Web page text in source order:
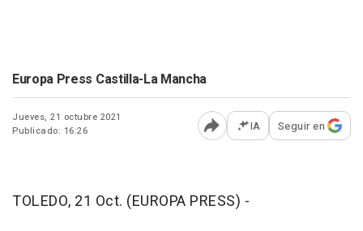
Europa Press Castilla-La Mancha
Jueves, 21 octubre 2021
Publicado: 16:26
Abrir opciones para
IA Seguir en
TOLEDO, 21 Oct. (EUROPA PRESS) -